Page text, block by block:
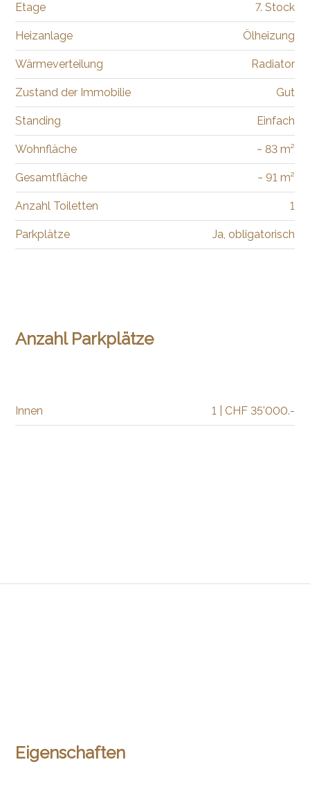
Eigenschaften
Etage 7. Stock
Heizanlage Ölheizung
Wärmeverteilung Radiator
Zustand der Immobilie Gut
Standing Einfach
Wohnfläche ~ 83 m²
Gesamtfläche ~ 91 m²
Anzahl Toiletten 1
Parkplätze Ja, obligatorisch
Anzahl Parkplätze
Innen 1 | CHF 35'000.-